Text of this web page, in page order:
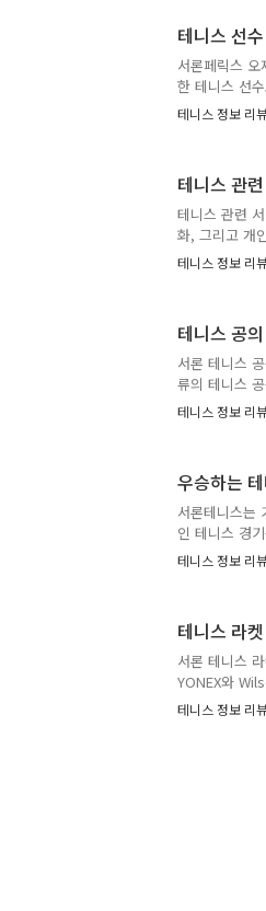
다. 성장 배경
나라로 알려
그 중에서도
부터 테니스
을 잡았고,..
테니스 선
서론페릭스
한 테니스 선
받고 있습니다
깊은 인상을
에서 태어났습
아버지인 샘
출신으로, 페
테니스 정보 리
테니스 관
테니스 관련
화, 그리고 개
는 것 외에도,
을 얻을 수 있
토큰을 사용
천 "Open" by
시의 자서전
한..
테니스 정보 리
테니스 공
서론 테니스
류의 테니스
며, 이러한 차
스팅에서는
어지며, 그로
압축하여 반
공합니다.수
테니스 정보 리
우승하는
서론테니스는
인 테니스 경
을 구사하는
을 소개하고,
어려운 상황을
이 있습니다.
렵게 만듭니다
란스럽게 합니..
테니스 정보 리
테니스 라
서론 테니스
YONEX와
랜드입니다.
교 분석하여,
YONEX 라
YONEX
테니스 정보 리